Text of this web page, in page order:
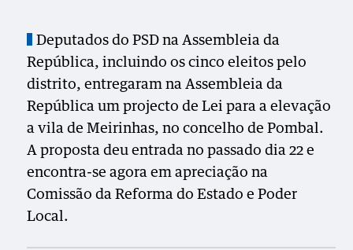
Deputados do PSD na Assembleia da
República, incluindo os cinco eleitos pelo
distrito, entregaram na Assembleia da
República um projecto de Lei para a elevação
a vila de Meirinhas, no concelho de Pombal.
A proposta deu entrada no passado dia 22 e
encontra-se agora em apreciação na
Comissão da Reforma do Estado e Poder
Local.